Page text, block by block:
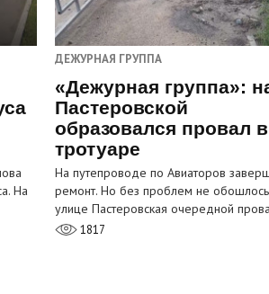
На
ДЕЖУРНАЯ ГРУППА
«Дежурная группа»:
Пастеровской
образовался провал в
тротуаре
На путепроводе по Авиаторов
ремонт. Но без проблем не
улице Пастеровская очередной
1817